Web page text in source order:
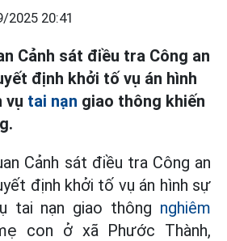
2025 20:41
Cảnh sát điều tra Công an
định khởi tố vụ án hình
vụ tai nạn giao thông khiến
Cảnh sát điều tra Công an
định khởi tố vụ án hình sự
tai nạn giao thông nghiêm
con ở xã Phước Thành,